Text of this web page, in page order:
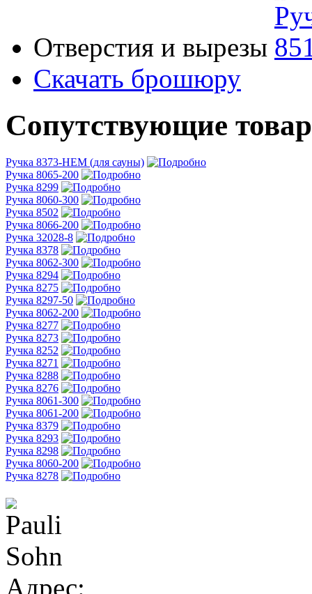
Отверстия и вырезы
Скачать брошюру
Сопутствующие
Ручка 8373-HEM (для сауны)
Ручка 8065-200
Ручка 8299
Ручка 8060-300
Ручка 8502
Ручка 8066-200
Ручка 32028-8
Ручка 8378
Ручка 8062-300
Ручка 8294
Ручка 8275
Ручка 8297-50
Ручка 8062-200
Ручка 8277
Ручка 8273
Ручка 8252
Ручка 8271
Ручка 8288
Ручка 8276
Ручка 8061-300
Ручка 8061-200
Ручка 8379
Ручка 8293
Ручка 8298
Ручка 8060-200
Ручка 8278
Адрес: